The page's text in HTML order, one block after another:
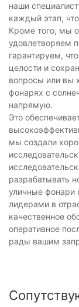
наши
каждый этап,
Кроме того, мы
удовлетворяем
гарантируем,
целости и
вопросы или вы
фонарях с
напрямую.
Это
мы создали
разрабатывать
уличные фонари
лидерами в
качественное
оперативное
рады вашим